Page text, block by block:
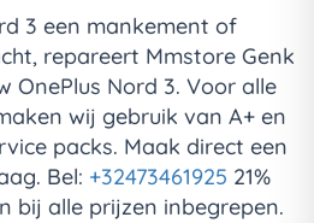
3 een mankement of
repareert Mmstore Genk
OnePlus Nord 3. Voor alle
wij gebruik van A+ en
packs. Maak direct een
Bel: +32473461925 21%
bij alle prijzen inbegrepen.